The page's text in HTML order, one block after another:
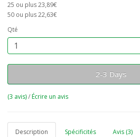
25 ou plus 23,89€
50 ou plus 22,63€
Qté
2-3 Days
(3 avis)/Écrire un avis
Description Spécificités Avis (3)